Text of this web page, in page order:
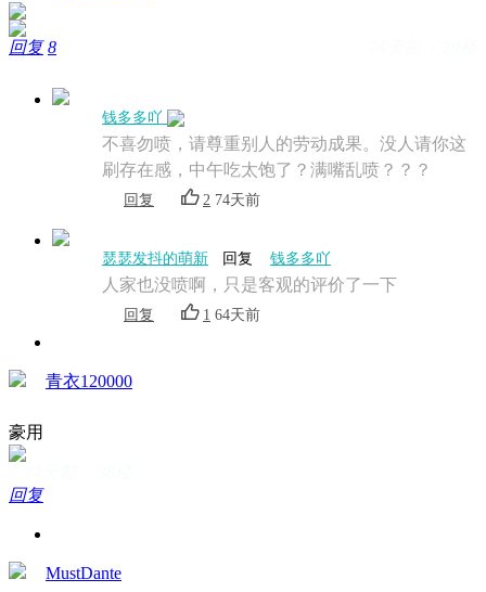
回复 8
钱多多吖
不喜勿喷，请尊重别人的劳动成果。没人请你这
刷存在感，中午吃太饱了？满嘴乱喷？？？
回复 2 74天前
瑟瑟发抖的萌新 回复 钱多多吖
人家也没喷啊，只是客观的评价了一下
回复 1 64天前
青衣120000
豪用
回复
MustDante